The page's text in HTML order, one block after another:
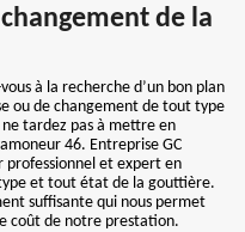
de la
à la recherche d’un bon plan
ou de changement de tout type
tardez pas à mettre en
46. Entreprise GC
professionnel et expert en
et tout état de la gouttière.
suffisante qui nous permet
coût de notre prestation.